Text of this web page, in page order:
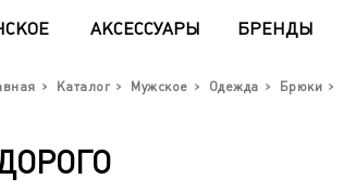
АКСЕССУАРЫ БРЕНДЫ
Каталог Мужское Одежда Брюки